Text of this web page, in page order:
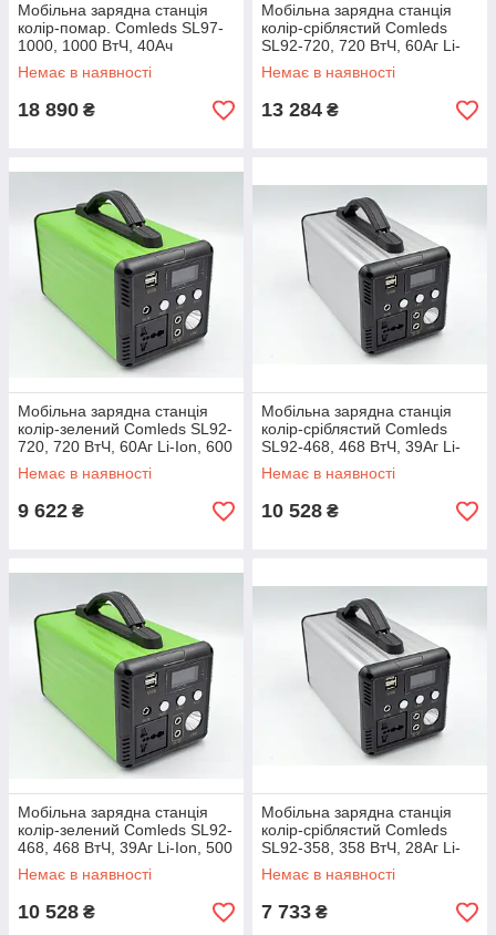
Мобільна зарядна станція
колір-помар. Comleds SL97-
1000, 1000 ВтЧ, 40Ач
LiFePO4, 1000 Вт
(CLET1500-SL97-1000)
Немає в наявності
18 890 ₴
Мобільна зарядна станція
колір-сріблястий Comleds
SL92-720, 720 ВтЧ, 60Аг Li-
Ion, 600 Вт (CLET1200-SL92-
720S)
Немає в наявності
13 284 ₴
Мобільна зарядна станція
колір-зелений Comleds SL92-
720, 720 ВтЧ, 60Аг Li-Ion, 600
Вт (CLET1200-SL92-720G)
Немає в наявності
9 622 ₴
Мобільна зарядна станція
колір-сріблястий Comleds
SL92-468, 468 ВтЧ, 39Аг Li-
Ion, 500 Вт (CLET1000-SL92-
468S)
Немає в наявності
10 528 ₴
Мобільна зарядна станція
колір-зелений Comleds SL92-
468, 468 ВтЧ, 39Аг Li-Ion, 500
Вт (CLET1000-SL92-468G)
Немає в наявності
10 528 ₴
Мобільна зарядна станція
колір-сріблястий Comleds
SL92-358, 358 ВтЧ, 28Аг Li-
Ion, 300 Вт (CLET600-SL92-
358S)
Немає в наявності
7 733 ₴